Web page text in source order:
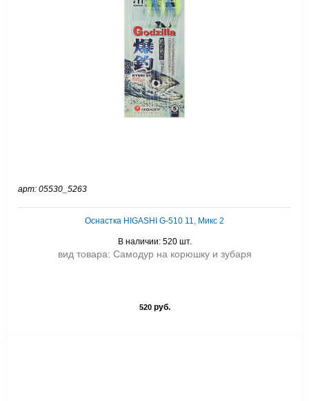
арт: 05530_5263
Оснастка HIGASHI G-510 11, Микс 2
В наличии: 520 шт.
вид товара: Самодур на корюшку и зубаря
520руб.